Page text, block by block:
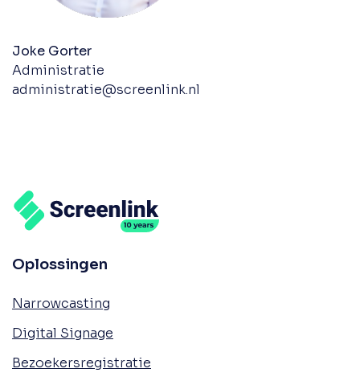
Joke Gorter
Administratie
administratie@screenlink.nl
Oplossingen
Narrowcasting
Digital Signage
Bezoekersregistratie